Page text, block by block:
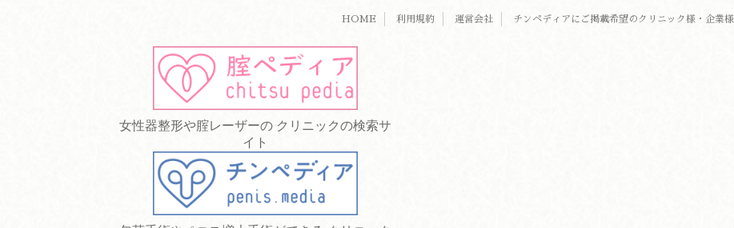
HOME 利用規約 運営会社 チンペディアにご掲載希望のクリニック様・企業様
女性器整形や腟レーザーの クリニックの検索サ
イト